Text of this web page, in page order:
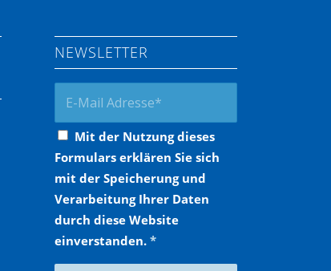
NEWSLETTER
Mit der Nutzung dieses
Formulars erklären Sie sich
mit der Speicherung und
Verarbeitung Ihrer Daten
durch diese Website
einverstanden.*